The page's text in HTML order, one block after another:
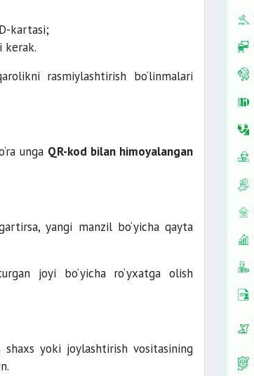
kartasi;
kerak.
rasmiylashtirish bo‘linmalari
unga QR-kod bilan himoyalangan
yangi manzil bo‘yicha qayta
joyi bo‘yicha ro‘yxatga olish
yoki joylashtirish vositasining